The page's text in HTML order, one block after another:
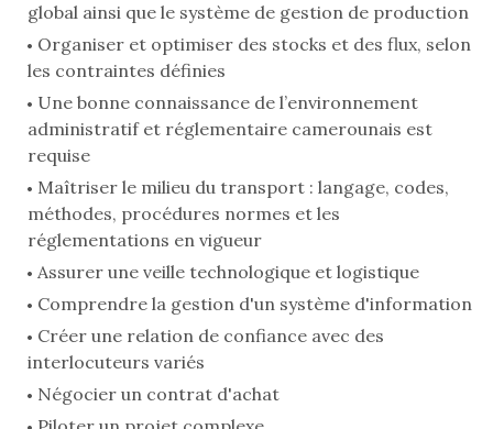
global ainsi que le système de gestion de production
Organiser et optimiser des stocks et des flux, selon
les contraintes définies
Une bonne connaissance de l’environnement
administratif et réglementaire camerounais est
requise
Maîtriser le milieu du transport : langage, codes,
méthodes, procédures normes et les
réglementations en vigueur
Assurer une veille technologique et logistique
Comprendre la gestion d'un système d'information
Créer une relation de confiance avec des
interlocuteurs variés
Négocier un contrat d'achat